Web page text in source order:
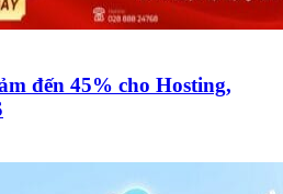
đến 45% cho Hosting,